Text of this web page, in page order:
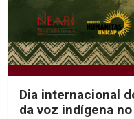
Dia internacional
da voz indígena